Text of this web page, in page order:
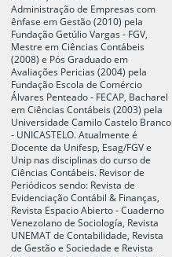
Administração de Empresas com
ênfase em Gestão (2010) pela
Fundação Getúlio Vargas - FGV,
Mestre em Ciências Contábeis
(2008) e Pós Graduado em
Avaliações Pericias (2004) pela
Fundação Escola de Comércio
Álvares Penteado - FECAP, Bacharel
em Ciências Contábeis (2003) pela
Universidade Camilo Castelo Branco
- UNICASTELO. Atualmente é
Docente da Unifesp, Esag/FGV e
Unip nas disciplinas do curso de
Ciências Contábeis. Revisor de
Periódicos sendo: Revista de
Evidenciação Contábil & Finanças,
Revista Espacio Abierto - Cuaderno
Venezolano de Sociología, Revista
UNEMAT de Contabilidade, Revista
de Gestão e Sociedade e Revista